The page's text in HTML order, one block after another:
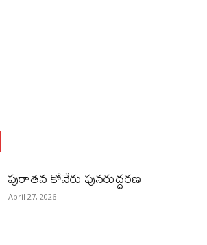
పురాత‌న కోనేరు పున‌రుద్ధ‌ర‌ణ
April 27, 2026